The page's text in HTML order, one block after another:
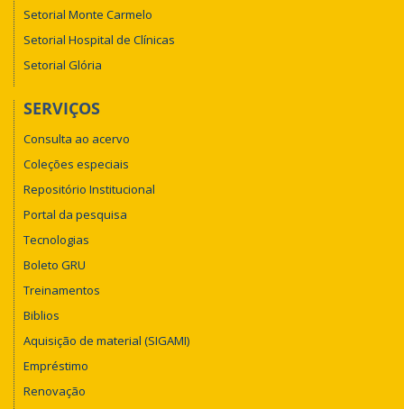
Setorial Monte Carmelo
Setorial Hospital de Clínicas
Setorial Glória
SERVIÇOS
Consulta ao acervo
Coleções especiais
Repositório Institucional
Portal da pesquisa
Tecnologias
Boleto GRU
Treinamentos
Biblios
Aquisição de material (SIGAMI)
Empréstimo
Renovação